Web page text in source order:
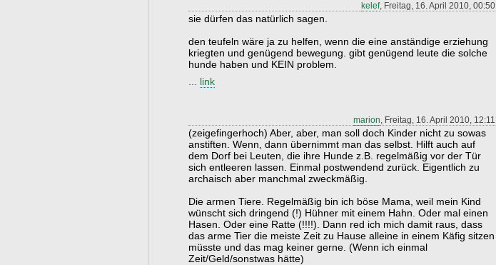
kelef, Freitag, 16. April 2010, 00:50
sie dürfen das natürlich sagen.
den teufeln wäre ja zu helfen, wenn die eine anständige erziehung
kriegten und genügend bewegung. gibt genügend leute die solche
hunde haben und KEIN problem.
link
marion, Freitag, 16. April 2010, 12:11
(zeigefingerhoch) Aber, aber, man soll doch Kinder nicht zu sowas
anstiften. Wenn, dann übernimmt man das selbst. Hilft auch auf
dem Dorf bei Leuten, die ihre Hunde z.B. regelmäßig vor der Tür
sich entleeren lassen. Einmal postwendend zurück. Eigentlich zu
archaisch aber manchmal zweckmäßig.
Die armen Tiere. Regelmäßig bin ich böse Mama, weil mein Kind
wünscht sich dringend (!) Hühner mit einem Hahn. Oder mal einen
Hasen. Oder eine Ratte (!!!!). Dann red ich mich damit raus, dass
das arme Tier die meiste Zeit zu Hause alleine in einem Käfig sitzen
müsste und das mag keiner gerne. (Wenn ich einmal
Zeit/Geld/sonstwas hätte)